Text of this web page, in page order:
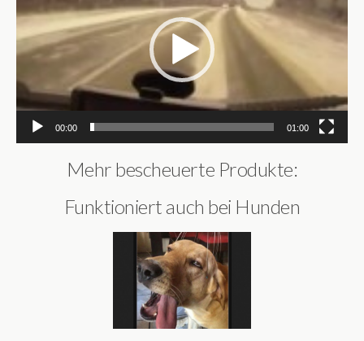
00:00 01:00
Mehr bescheuerte Produkte:
Funktioniert auch bei Hunden